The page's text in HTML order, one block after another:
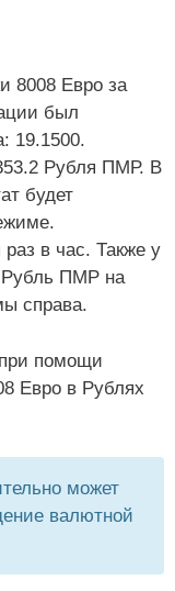
8008 Евро за
был
19.1500.
Рубля ПМР. В
будет
в час. Также у
Рубль ПМР на
справа.
помощи
Евро в Рублях
может
валютной